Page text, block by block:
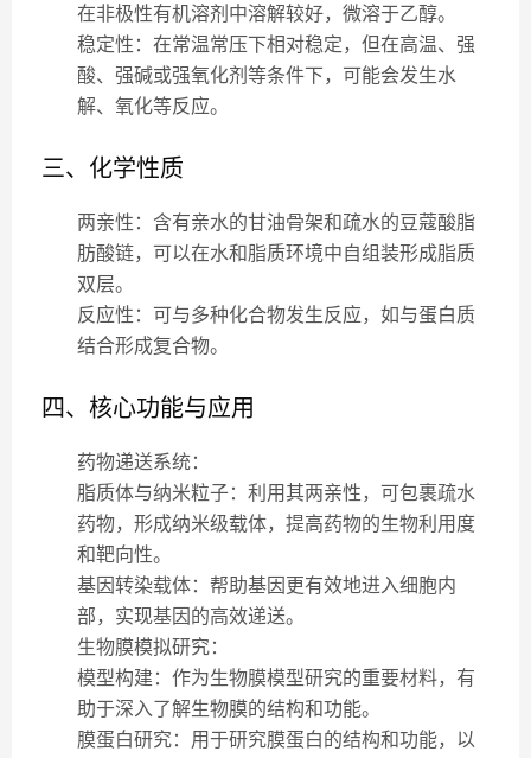
在非极性有机溶剂中溶解较好，微溶于乙醇。
稳定性 ：在常温常压下相对稳定，但在高温、强
酸、强碱或强氧化剂等条件下，可能会发生水
解、氧化等反应。
三、化学性质
两亲性 ：含有亲水的甘油骨架和疏水的豆蔻酸脂
肪酸链，可以在水和脂质环境中自组装形成脂质
双层。
反应性 ：可与多种化合物发生反应，如与蛋白质
结合形成复合物。
四、核心功能与应用
药物递送系统：
脂质体与纳米粒子：利用其两亲性，可包裹疏水
药物，形成纳米级载体，提高药物的生物利用度
和靶向性。
基因转染载体：帮助基因更有效地进入细胞内
部，实现基因的高效递送。
生物膜模拟研究：
模型构建 ：作为生物膜模型研究的重要材料，有
助于深入了解生物膜的结构和功能。
膜蛋白研究：用于研究膜蛋白的结构和功能，以